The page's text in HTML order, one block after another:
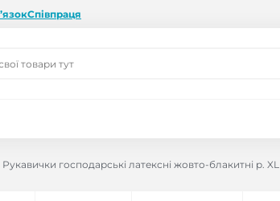
Співпраця
Рукавички господарські латексні жовто-блакитні р. XL